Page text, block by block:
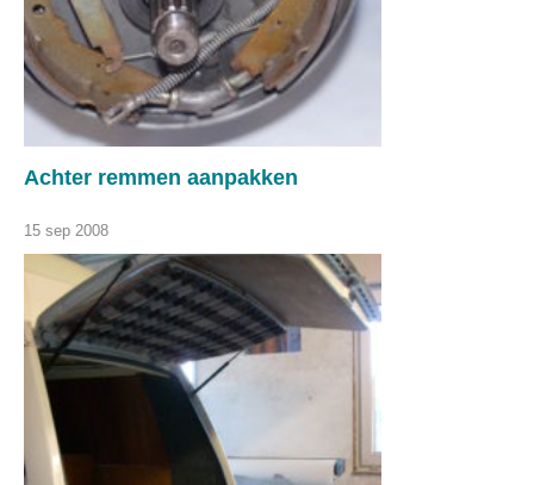
Achter remmen aanpakken
15 sep 2008